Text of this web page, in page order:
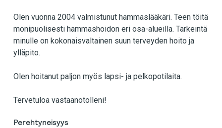
Olen vuonna 2004 valmistunut hammaslääkäri. Teen töitä
monipuolisesti hammashoidon eri osa-alueilla. Tärkeintä
minulle on kokonaisvaltainen suun terveyden hoito ja
ylläpito.
Olen hoitanut paljon myös lapsi- ja pelkopotilaita.
Tervetuloa vastaanotolleni!
Perehtyneisyys